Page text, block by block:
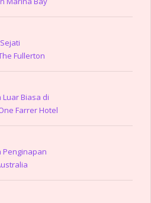
Fullerton
Biasa di
Farrer Hotel
Penginapan